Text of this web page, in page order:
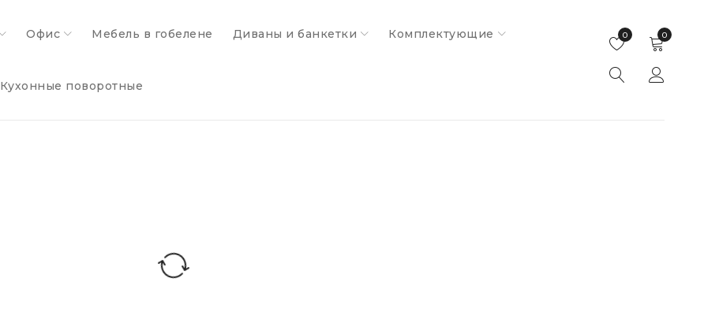
Офис Мебель в гобелене Диваны и банкетки Комплектующие
Кухонные поворотные
0
0